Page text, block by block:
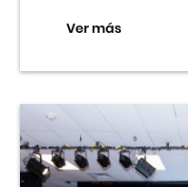
Ver más